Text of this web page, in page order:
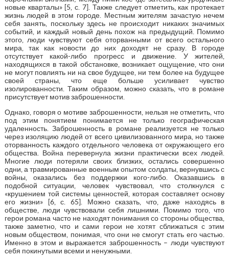
новые кварталы» [5, с. 7]. Также следует отметить, как протекает
жизнь людей в этом городе. Местным жителям зачастую нечем
себя занять, поскольку здесь не происходит никаких значимых
событий, и каждый новый день похож на предыдущий. Помимо
этого, люди чувствуют себя оторванными от всего остального
мира, так как новости до них доходят не сразу. В городе
отсутствует какой-либо прогресс и движение. У жителей,
находящихся в такой обстановке, возникает ощущение, что они
не могут повлиять ни на свое будущее, ни тем более на будущее
своей страны, что еще больше усиливает чувство
изолированности. Таким образом, можно сказать, что в романе
присутствует мотив заброшенности.
Однако, говоря о мотиве заброшенности, нельзя не отметить, что
под этим понятием понимается не только географическая
удаленность. Заброшенность в романе реализуется не только
через изоляцию людей от всего цивилизованного мира, но также
оторванность каждого отдельного человека от окружающего его
общества. Война перевернула жизни практически всех людей.
Многие люди потеряли своих близких, остались совершенно
одни, а травмированные военным опытом солдаты, вернувшись с
войны, оказались без поддержки кого-либо. Оказавшись в
подобной ситуации, человек чувствовал, что столкнулся с
«крушением той системы ценностей, которая составляет основу
его жизни» [6, с. 65]. Можно сказать, что, даже находясь в
обществе, люди чувствовали себя лишними. Помимо того, что
герои романа часто не находят понимания со стороны общества,
также заметно, что и сами герои не хотят сближаться с этим
новым обществом, понимая, что они не смогут стать его частью.
Именно в этом и выражается заброшенность – люди чувствуют
себя покинутыми всеми и ненужными.